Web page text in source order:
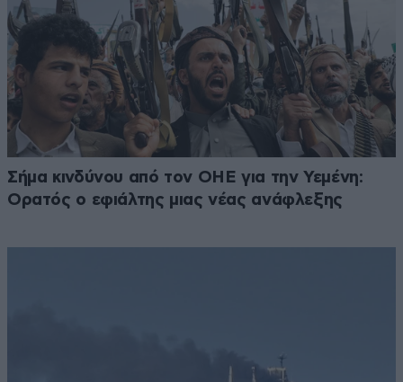
Σήμα κινδύνου από τον ΟΗΕ για την Υεμένη:
Ορατός ο εφιάλτης μιας νέας ανάφλεξης